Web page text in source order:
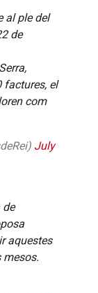
al ple del
de
factures, el
com
July
aquestes